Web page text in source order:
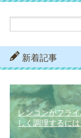
新着記事
レンコンがフラ
しく調理するに